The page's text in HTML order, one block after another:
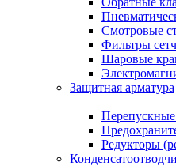
Смотровые
Фильтры
Шаровые
Защитная арматура
Редукторы